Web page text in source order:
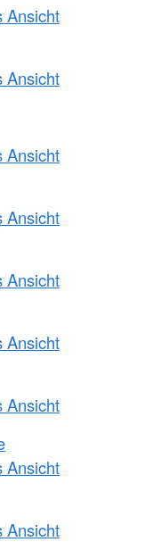
Ansicht
Ansicht
Ansicht
Ansicht
Ansicht
Ansicht
Ansicht
Ansicht
Ansicht